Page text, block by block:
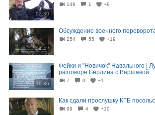
02:30
149 1 +9
04:42
Обсуждение военного
254 55 +19
10:36
Фейки и "Новичок" Навального |
разговоре Берлина с Варшавой
7 0 −1
Как сдали прослушку КГБ
99 4 +10